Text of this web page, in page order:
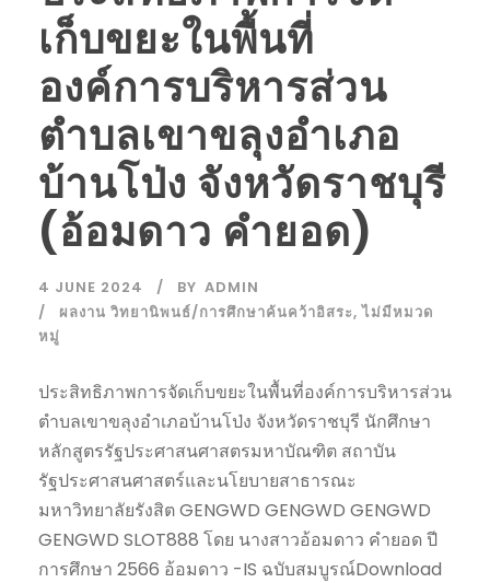
เก็บขยะในพื้นที่
องค์การบริหารส่วน
ตำบลเขาขลุงอำเภอ
บ้านโป่ง จังหวัดราชบุรี
(อ้อมดาว คำยอด)
4 JUNE 2024 BY ADMIN
ผลงาน วิทยานิพนธ์/การศึกษาค้นคว้าอิสระ, ไม่มีหมวด
หมู่
ประสิทธิภาพการจัดเก็บขยะในพื้นที่องค์การบริหารส่วน
ตำบลเขาขลุงอำเภอบ้านโป่ง จังหวัดราชบุรี นักศึกษา
หลักสูตรรัฐประศาสนศาสตรมหาบัณฑิต สถาบัน
รัฐประศาสนศาสตร์และนโยบายสาธารณะ
มหาวิทยาลัยรังสิต GENGWD GENGWD GENGWD
GENGWD SLOT888 โดย นางสาวอ้อมดาว คำยอด ปี
การศึกษา 2566 อ้อมดาว -IS ฉบับสมบูรณ์Download